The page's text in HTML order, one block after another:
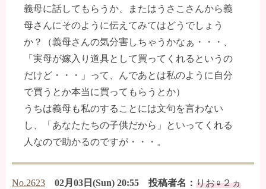
義母に話してもらうか、またはうさこさんから義
母さんにそのように伝えてみてはどうでしょう
か？（義母さんの気分害しちゃうかなぁ・・・、
「実母が嫁入り道具として買ってくれるというの
だけど・・・」って、んであとは私のように自分
で買うとか本当に買ってもらうとか）
うちは義母も私のすることには文句を言わない
し、「あなたたちの子供だから」といってくれる
人なので助かるのですが・・・。
No.2623 02月03日(Sun) 20:55 投稿者名： りお♀２ヵ